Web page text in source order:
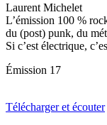
Laurent Michelet
L’émission 100 %
du (post) punk, du
Si c’est électrique,
Émission 17
Télécharger et écouter